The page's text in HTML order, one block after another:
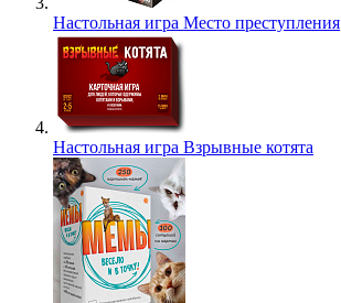
Настольная игра Место преступления
Настольная игра Взрывные котята